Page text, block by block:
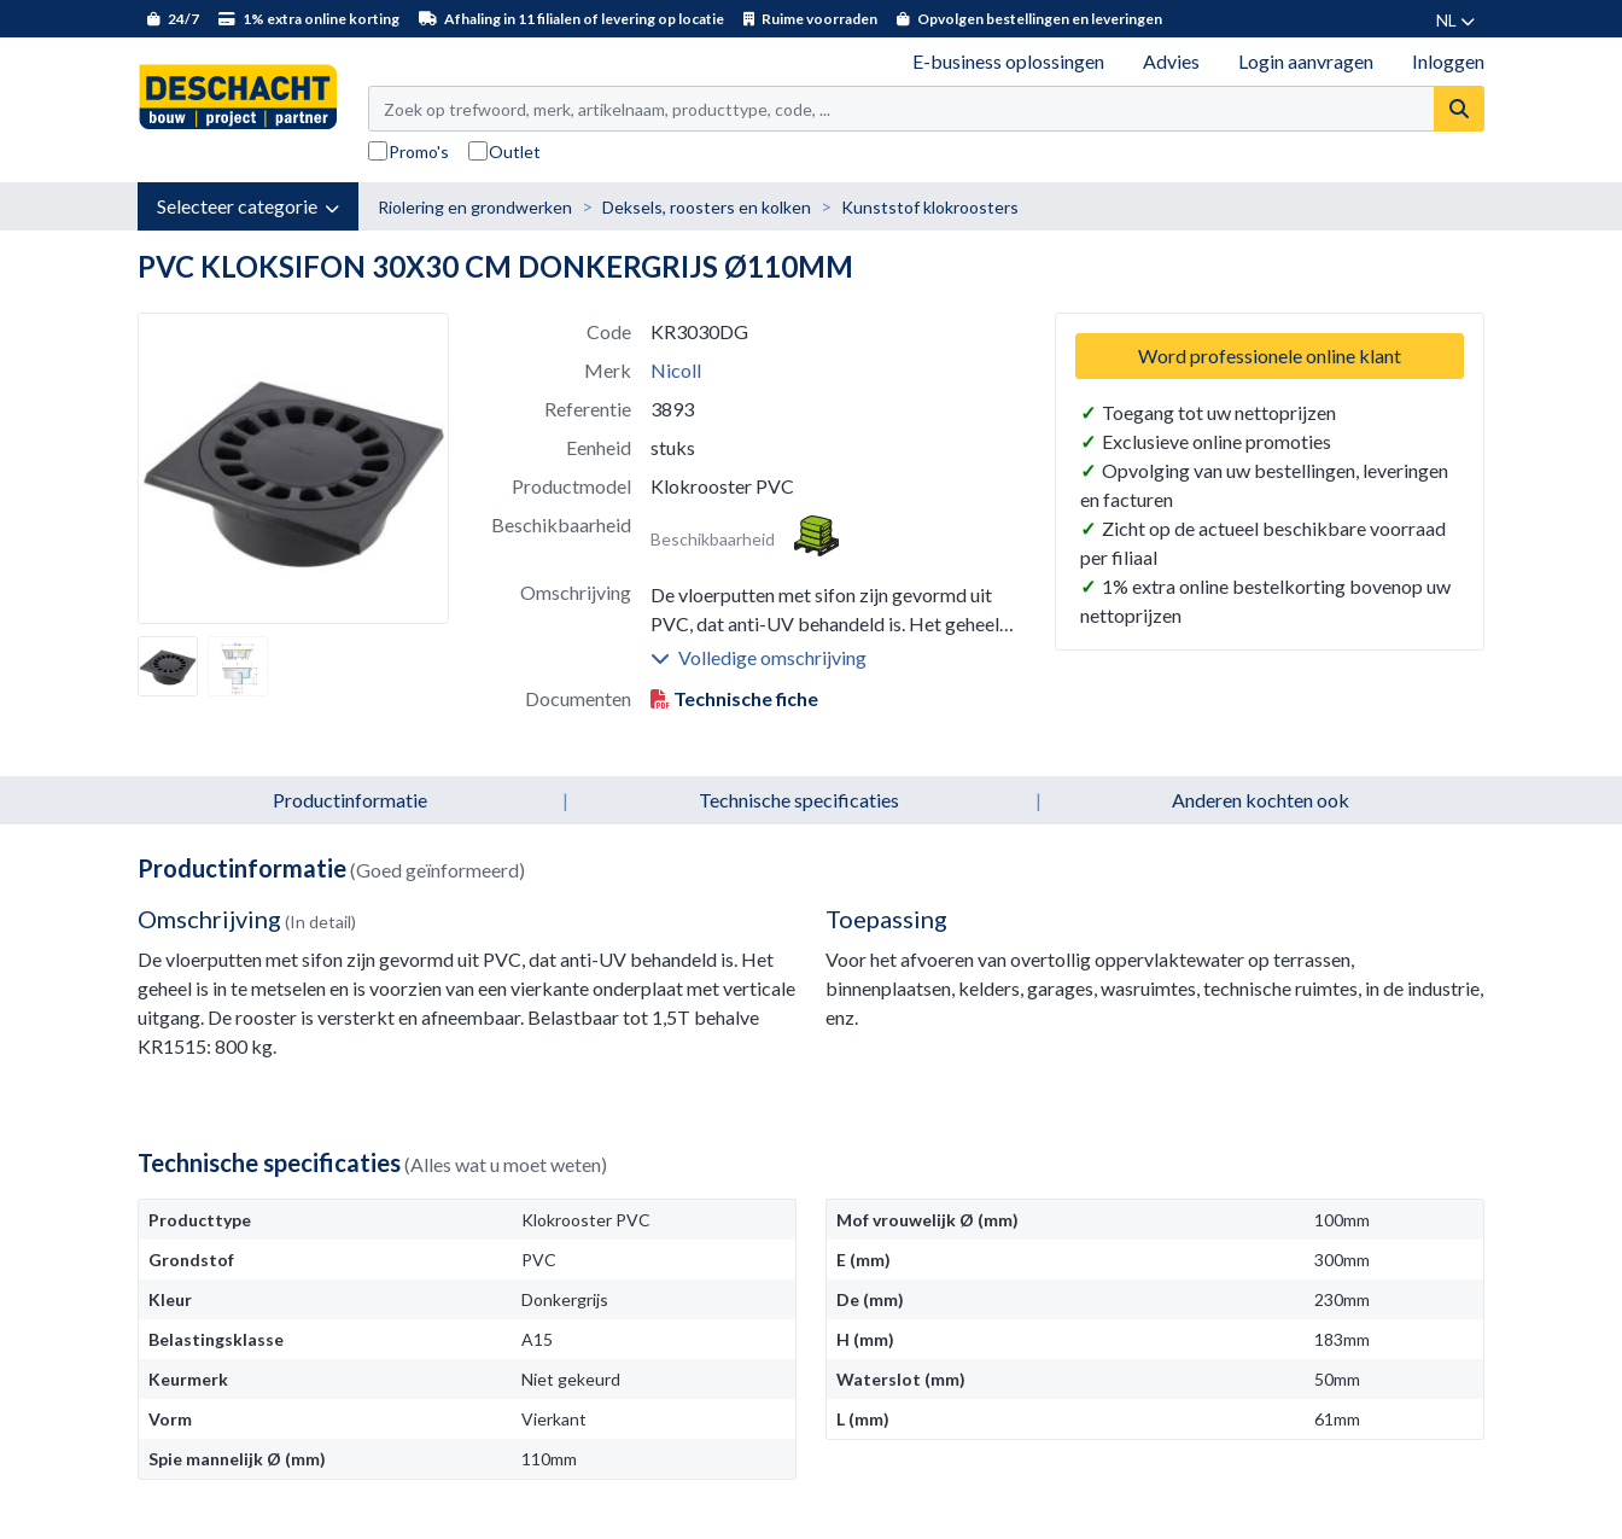
24/7 1% extra online korting Afhaling in 11 filialen of levering op locatie Ruime voorraden Opvolgen bestellingen en leveringen NL
E-business oplossingen Advies Login aanvragen Inloggen
Promo's Outlet
Selecteer categorie Riolering en grondwerken Deksels, roosters en kolken Kunststof klokroosters
PVC KLOKSIFON 30X30 CM DONKERGRIJS Ø110MM
Code
KR3030DG
Merk
Nicoll
Referentie
3893
Eenheid
stuks
Productmodel
Klokrooster PVC
Beschikbaarheid
Beschikbaarheid
Omschrijving
De vloerputten met sifon zijn gevormd uit
PVC, dat anti-UV behandeld is. Het geheel is
in te metselen en is voorzien van een
De rooster is versterkt en afneembaar.
Volledige omschrijving
Documenten
Technische fiche
Word professionele online klant
✓ Toegang tot uw nettoprijzen
✓ Exclusieve online promoties
✓ Opvolging van uw bestellingen, leveringen
en facturen
✓ Zicht op de actueel beschikbare voorraad
per filiaal
✓ 1% extra online bestelkorting bovenop uw
nettoprijzen
Productinformatie | Technische specificaties | Anderen kochten ook
Productinformatie(Goed geïnformeerd)
Omschrijving (In detail)
De vloerputten met sifon zijn gevormd uit PVC, dat anti-UV behandeld is. Het
geheel is in te metselen en is voorzien van een vierkante onderplaat met verticale
uitgang. De rooster is versterkt en afneembaar. Belastbaar tot 1,5T behalve
KR1515: 800 kg.
Toepassing
Voor het afvoeren van overtollig oppervlaktewater op terrassen,
binnenplaatsen, kelders, garages, wasruimtes, technische ruimtes, in de industrie,
enz.
Technische specificaties(Alles wat u moet weten)
Producttype
Klokrooster PVC
Grondstof
PVC
Kleur
Donkergrijs
Belastingsklasse
A15
Keurmerk
Niet gekeurd
Vorm
Vierkant
Spie mannelijk Ø (mm)
110mm
Mof vrouwelijk Ø (mm)
100mm
E (mm)
300mm
De (mm)
230mm
H (mm)
183mm
Waterslot (mm)
50mm
L (mm)
61mm